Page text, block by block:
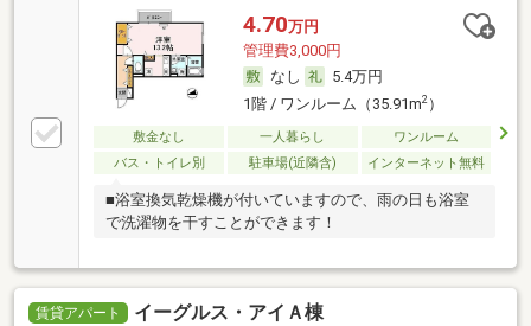
4.70万円
管理費3,000円
なし
5.4万円
1階 / ワンルーム（35.91m2）
敷金なし 一人暮らし
ワンルーム
バス・トイレ別
駐車場(近隣含) インターネット無料
■浴室換気乾燥機が付いていますので、雨の日も浴室
で洗濯物を干すことができます！
賃貸アパート イーグルス・アイＡ棟